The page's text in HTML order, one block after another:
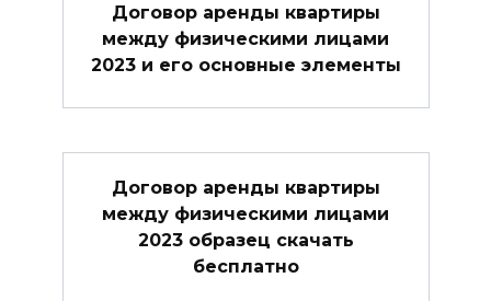
Договор аренды квартиры
между физическими лицами
2023 и его основные элементы
Договор аренды квартиры
между физическими лицами
2023 образец скачать
бесплатно